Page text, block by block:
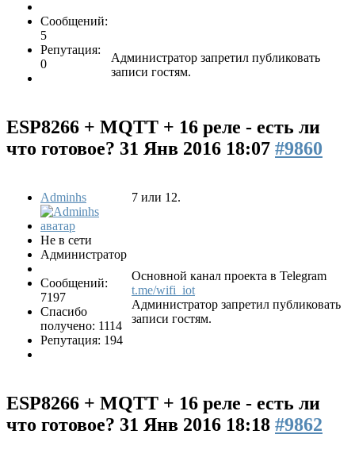
Сообщений:
5
Репутация:
0
Администратор запретил публиковать
записи гостям.
ESP8266 + MQTT + 16 реле - есть ли
что готовое? 31 Янв 2016 18:07 #9860
Adminhs
Не в сети
Администратор
Сообщений:
7197
Спасибо
получено: 1114
Репутация: 194
7 или 12.
Основной канал проекта в Telegram
t.me/wifi_iot
Администратор запретил публиковать
записи гостям.
ESP8266 + MQTT + 16 реле - есть ли
что готовое? 31 Янв 2016 18:18 #9862